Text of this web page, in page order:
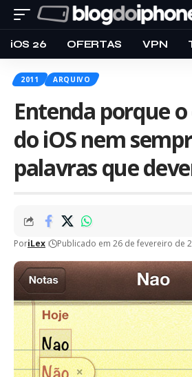
iOS 26 OFERTAS VPN
2011 ARQUIVO
Entenda porque
do iOS nem
palavras que
PoriLex Publicado em 26 de fevereiro de